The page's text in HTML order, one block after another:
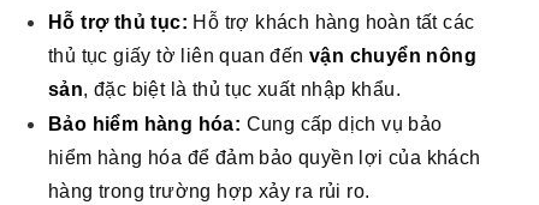
Hỗ trợ thủ tục: Hỗ trợ khách hàng hoàn tất các
thủ tục giấy tờ liên quan đến vận chuyển nông
sản, đặc biệt là thủ tục xuất nhập khẩu.
Bảo hiểm hàng hóa: Cung cấp dịch vụ bảo
hiểm hàng hóa để đảm bảo quyền lợi của khách
hàng trong trường hợp xảy ra rủi ro.